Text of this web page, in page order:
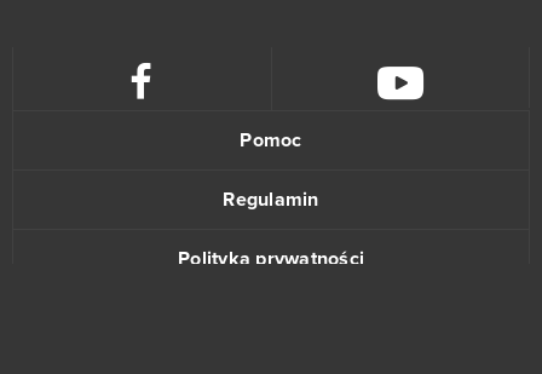
Pomoc
Regulamin
Polityka prywatności